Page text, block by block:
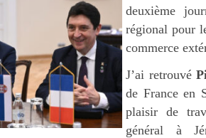
deuxième
régional pour
commerce
J’ai retrouvé
de France en
plaisir de
général à